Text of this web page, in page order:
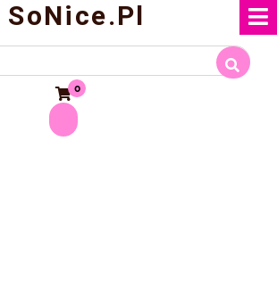
SoNice.pl
0